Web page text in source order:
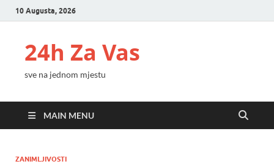
10 Augusta, 2026
24h Za Vas
sve na jednom mjestu
MAIN MENU
ZANIMLJIVOSTI